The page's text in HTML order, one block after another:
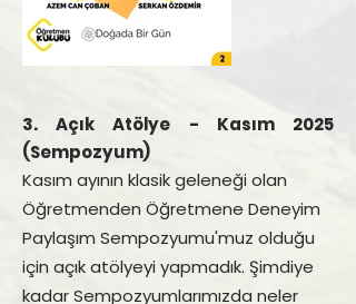
3. Açık Atölye - Kasım 2025
(Sempozyum)
Kasım ayının klasik geleneği olan
Öğretmenden Öğretmene Deneyim
Paylaşım Sempozyumu'muz olduğu
için açık atölyeyi yapmadık. Şimdiye
kadar Sempozyumlarımızda neler